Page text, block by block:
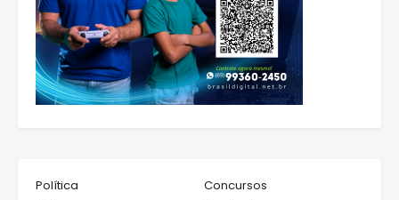
Política
Concursos